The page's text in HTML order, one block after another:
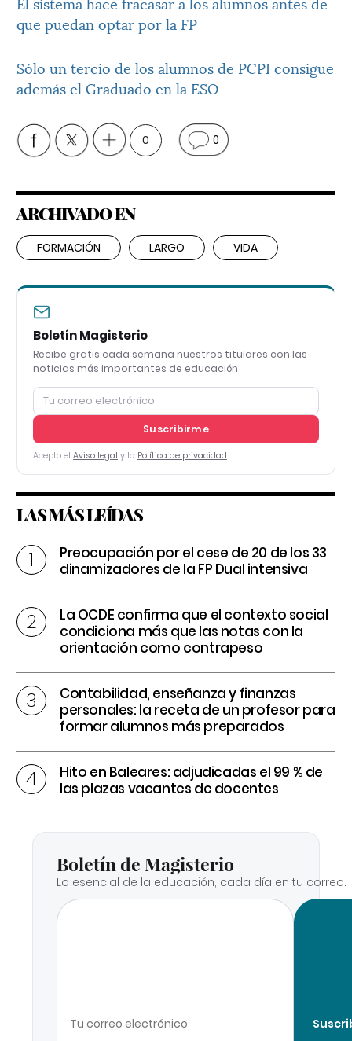
que puedan optar por la FP
Sólo un tercio de los alumnos de PCPI consigue
además el Graduado en la ESO
0 0
ARCHIVADO EN
FORMACIÓN LARGO VIDA
Boletín Magisterio
Recibe gratis cada semana nuestros titulares con las
noticias más importantes de educación
Suscribirme
Acepto el Aviso legal y la Política de privacidad
LAS MÁS LEÍDAS
Preocupación por el cese de 20 de los 33
dinamizadores de la FP Dual intensiva
La OCDE confirma que el contexto social
condiciona más que las notas con la
orientación como contrapeso
Contabilidad, enseñanza y finanzas
personales: la receta de un profesor para
formar alumnos más preparados
Hito en Baleares: adjudicadas el 99 % de
las plazas vacantes de docentes
Boletín de Magisterio
Lo esencial de la educación, cada día en tu correo.